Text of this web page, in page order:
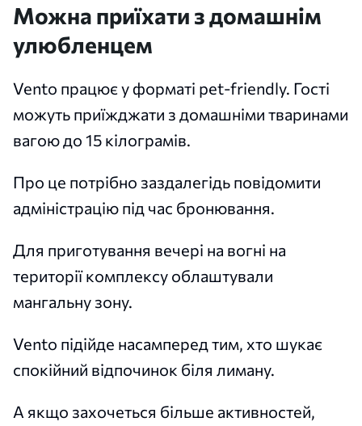
Можна приїхати з домашнім
улюбленцем
Vento працює у форматі pet-friendly. Гості
можуть приїжджати з домашніми тваринами
вагою до 15 кілограмів.
Про це потрібно заздалегідь повідомити
адміністрацію під час бронювання.
Для приготування вечері на вогні на
території комплексу облаштували
мангальну зону.
Vento підійде насамперед тим, хто шукає
спокійний відпочинок біля лиману.
А якщо захочеться більше активностей,